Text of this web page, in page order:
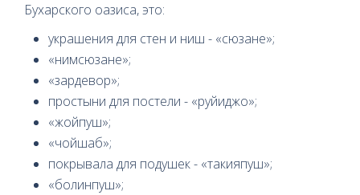
Бухарского оазиса, это:
украшения для стен и ниш - «сюзане»;
«нимсюзане»;
«зардевор»;
простыни для постели - «руйиджо»;
«жойпуш»;
«чойшаб»;
покрывала для подушек - «такияпуш»;
«болинпуш»;